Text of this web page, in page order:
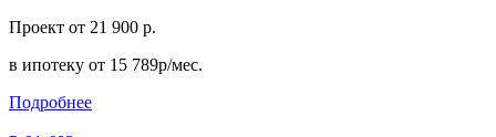
Проект от 21 900 р.
в ипотеку от 15 789р/мес.
Подробнее